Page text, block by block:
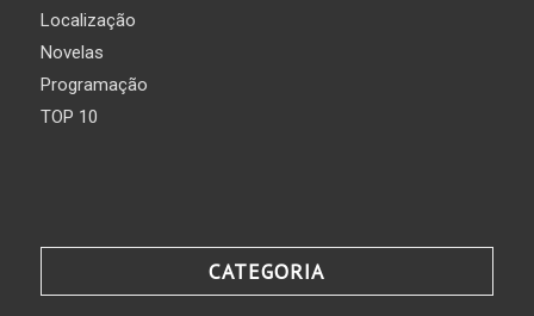
Localização
Novelas
Programação
TOP 10
CATEGORIA